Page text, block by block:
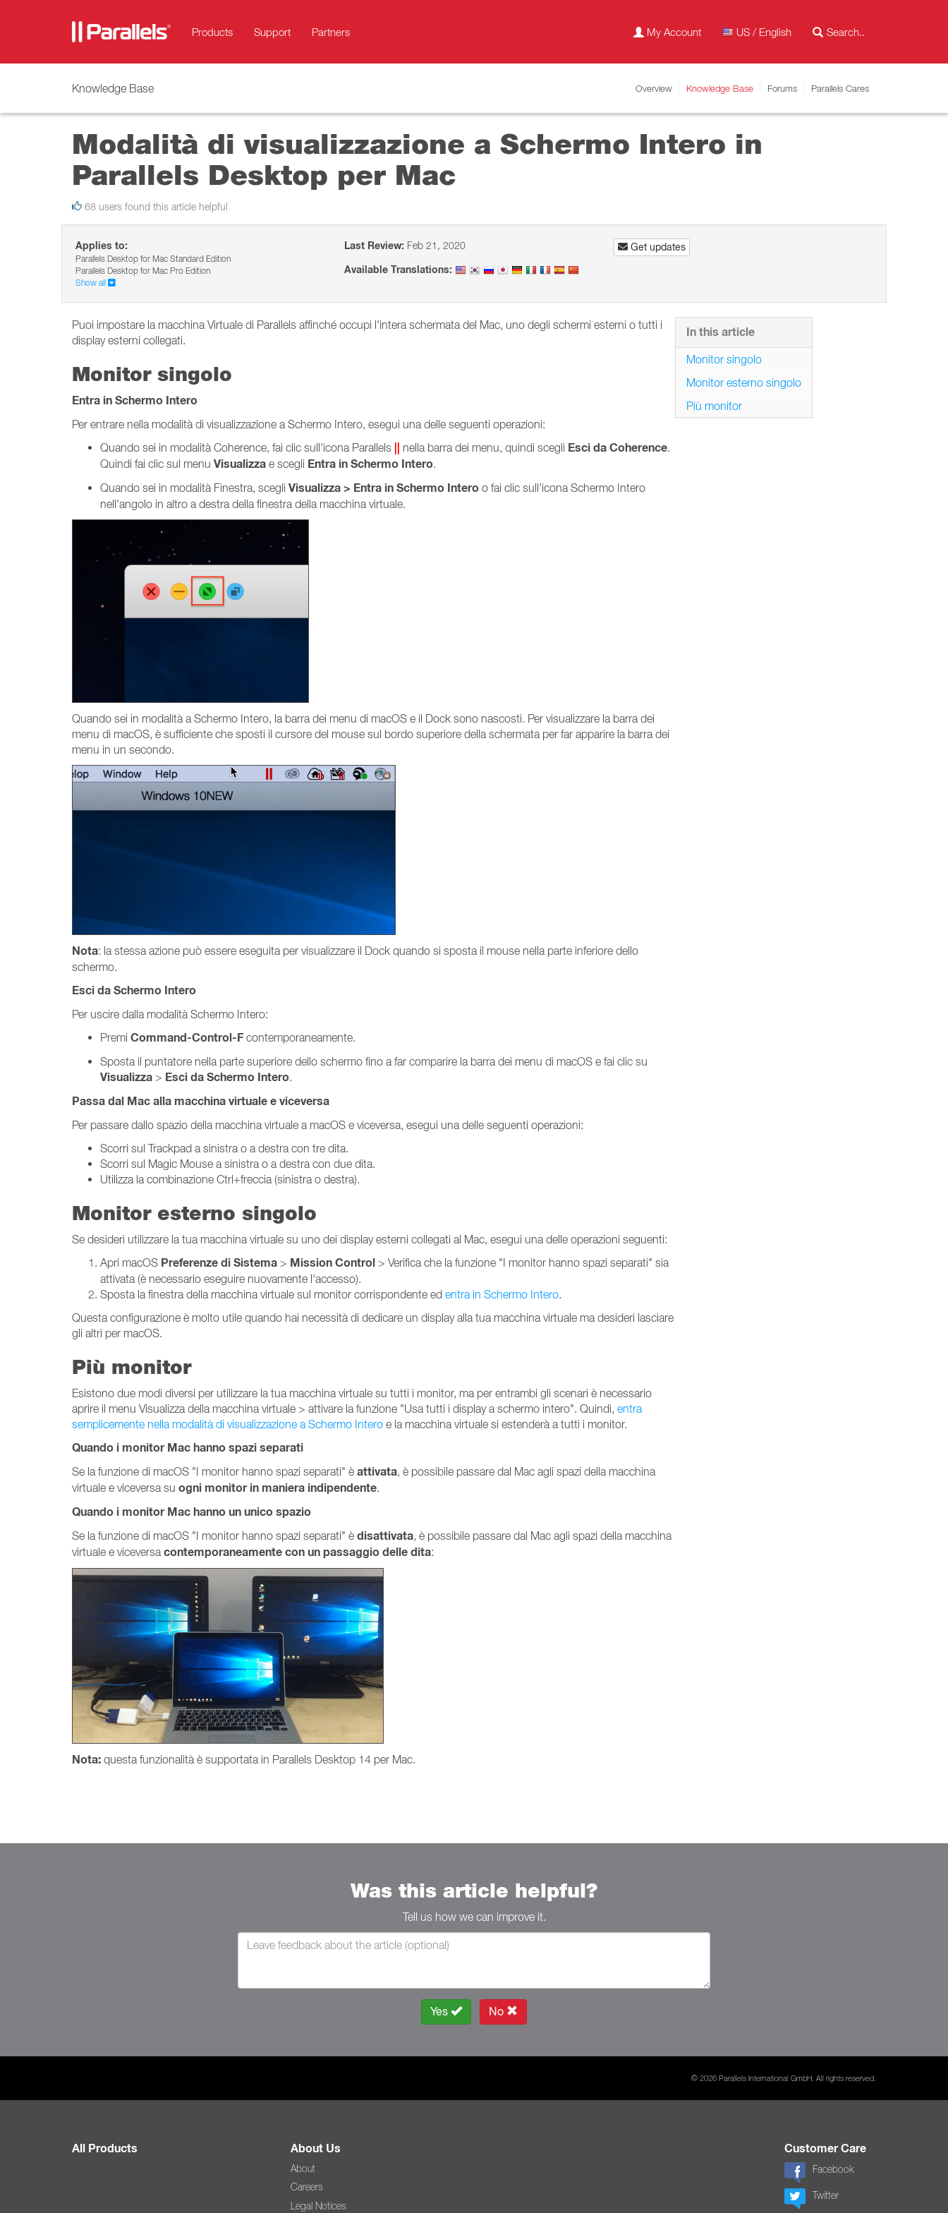
Products Support Partners My Account US / English
Knowledge Base Overview Knowledge Base Forums Parallels Cares
Modalità di visualizzazione a Schermo Intero in
Parallels Desktop per Mac
68 users found this article helpful
Applies to:
Parallels Desktop for Mac Standard Edition
Parallels Desktop for Mac Pro Edition
Show all
Last Review: Feb 21, 2020
Available Translations:
Get updates
Puoi impostare la macchina Virtuale di Parallels affinché occupi l'intera schermata del Mac, uno degli schermi esterni o tutti i
display esterni collegati.
Monitor singolo
Entra in Schermo Intero
Per entrare nella modalità di visualizzazione a Schermo Intero, esegui una delle seguenti operazioni:
Quando sei in modalità Coherence, fai clic sull'icona Parallels
nella barra dei menu, quindi scegli Esci da Coherence.
Quindi fai clic sul menu Visualizza e scegli Entra in Schermo Intero.
Quando sei in modalità Finestra, scegli Visualizza > Entra in Schermo Intero o fai clic sull'icona Schermo Intero
nell'angolo in altro a destra della finestra della macchina virtuale.
Quando sei in modalità a Schermo Intero, la barra dei menu di macOS e il Dock sono nascosti. Per visualizzare la barra dei
menu di macOS, è sufficiente che sposti il cursore del mouse sul bordo superiore della schermata per far apparire la barra dei
menu in un secondo.
Nota: la stessa azione può essere eseguita per visualizzare il Dock quando si sposta il mouse nella parte inferiore dello
schermo.
Esci da Schermo Intero
Per uscire dalla modalità Schermo Intero:
Premi Command-Control-Fcontemporaneamente.
Sposta il puntatore nella parte superiore dello schermo fino a far comparire la barra dei menu di macOS e fai clic su
Visualizza > Esci da Schermo Intero.
Passa dal Mac alla macchina virtuale e viceversa
Per passare dallo spazio della macchina virtuale a macOS e viceversa, esegui una delle seguenti operazioni:
Scorri sul Trackpad a sinistra o a destra con tre dita.
Scorri sul Magic Mouse a sinistra o a destra con due dita.
Utilizza la combinazione Ctrl+freccia (sinistra o destra).
Monitor esterno singolo
Se desideri utilizzare la tua macchina virtuale su uno dei display esterni collegati al Mac, esegui una delle operazioni seguenti:
Apri macOS Preferenze di Sistema > Mission Control > Verifica che la funzione "I monitor hanno spazi separati" sia
attivata (è necessario eseguire nuovamente l'accesso).
Sposta la finestra della macchina virtuale sul monitor corrispondente ed entra in Schermo Intero.
Questa configurazione è molto utile quando hai necessità di dedicare un display alla tua macchina virtuale ma desideri lasciare
gli altri per macOS.
Più monitor
Esistono due modi diversi per utilizzare la tua macchina virtuale su tutti i monitor, ma per entrambi gli scenari è necessario
aprire il menu Visualizza della macchina virtuale > attivare la funzione "Usa tutti i display a schermo intero". Quindi, entra
semplicemente nella modalità di visualizzazione a Schermo Intero e la macchina virtuale si estenderà a tutti i monitor.
Quando i monitor Mac hanno spazi separati
Se la funzione di macOS "I monitor hanno spazi separati" è attivata, è possibile passare dal Mac agli spazi della macchina
virtuale e viceversa su ogni monitor in maniera indipendente.
Quando i monitor Mac hanno un unico spazio
Se la funzione di macOS "I monitor hanno spazi separati" è disattivata, è possibile passare dal Mac agli spazi della macchina
virtuale e viceversa contemporaneamente con un passaggio delle dita:
Nota: questa funzionalità è supportata in Parallels Desktop 14 per Mac.
In this article
Monitor singolo
Monitor esterno singolo
Più monitor
Was this article helpful?
Tell us how we can improve it.
Yes No
© 2026 Parallels International GmbH. All rights reserved.
All Products About Us
About
Careers
Legal Notices
Customer Care
Facebook
Twitter